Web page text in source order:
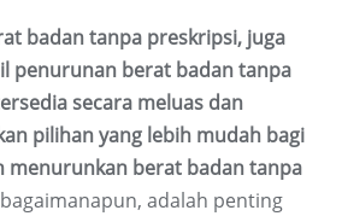
badan tanpa preskripsi, juga
penurunan berat badan tanpa
secara meluas dan
pilihan yang lebih mudah bagi
menurunkan berat badan tanpa
adalah penting